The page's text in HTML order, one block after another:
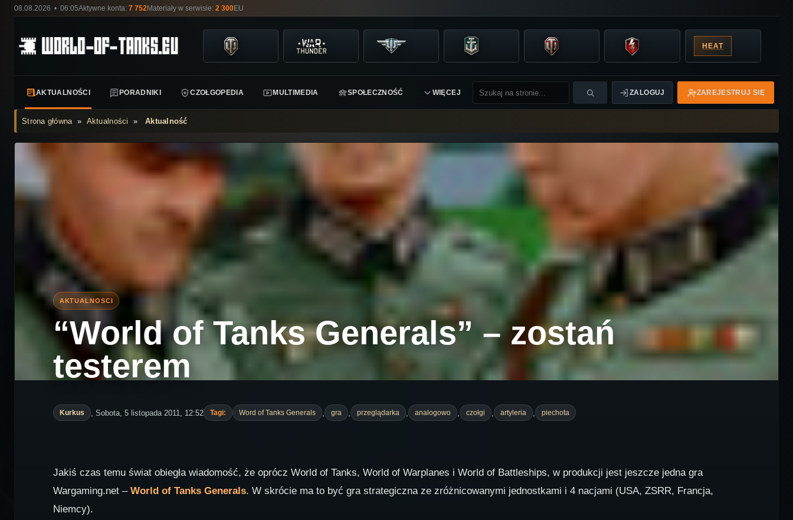
08.08.2026 • 06:05Aktywne konta: 7 752Materiały w serwisie: 2 300EU
HEAT
AKTUALNOŚCI PORADNIKI CZOŁGOPEDIA MULTIMEDIA SPOŁECZNOŚĆ WIĘCEJ ZALOGUJ ZAREJESTRUJ SIĘ
Strona główna» Aktualności »Aktualność
“World of Tanks Generals” – zostań
testerem
Kurkus , Sobota, 5 listopada 2011, 12:52 Tagi: Word of Tanks Generals , gra , przeglądarka , analogowo , czołgi , artyleria , piechota
Jakiś czas temu świat obiegła wiadomość, że oprócz World of Tanks, World of Warplanes i World of Battleships, w produkcji jest jeszcze jedna gra
Wargaming.net – World of Tanks Generals. W skrócie ma to być gra strategiczna ze zróżnicowanymi jednostkami i 4 nacjami (USA, ZSRR, Francja,
Niemcy).